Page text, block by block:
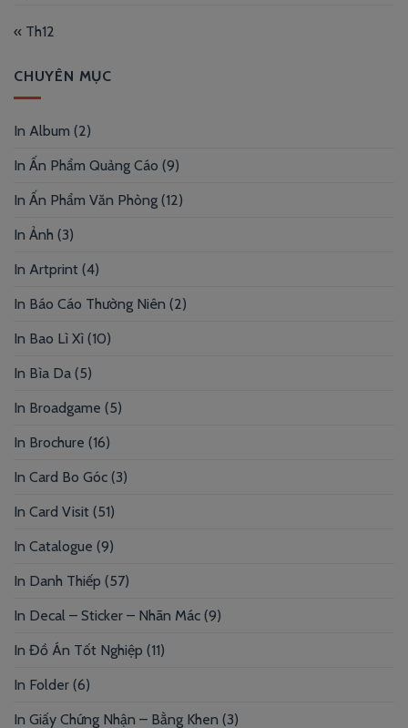
« Th12
CHUYÊN MỤC
In Album (2)
In Ấn Phẩm Quảng Cáo (9)
In Ấn Phẩm Văn Phòng (12)
In Ảnh (3)
In Artprint (4)
In Báo Cáo Thường Niên (2)
In Bao Lì Xì (10)
In Bìa Da (5)
In Broadgame (5)
In Brochure (16)
In Card Bo Góc (3)
In Card Visit (51)
In Catalogue (9)
In Danh Thiếp (57)
In Decal – Sticker – Nhãn Mác (9)
In Đồ Án Tốt Nghiệp (11)
In Folder (6)
In Giấy Chứng Nhận – Bằng Khen (3)